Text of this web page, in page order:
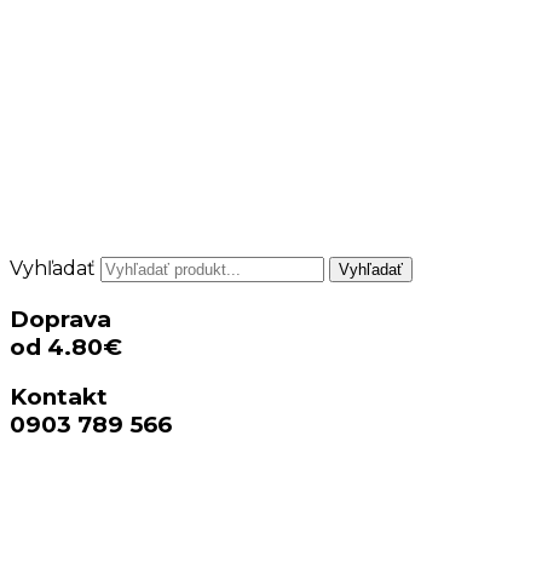
Vyhľadať Vyhľadať
Doprava
od 4.80€
Kontakt
0903 789 566